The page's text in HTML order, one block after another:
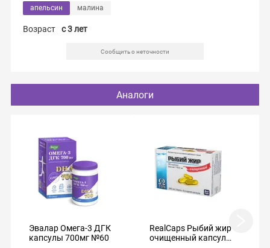
апельсин малина
Возраст c 3 лет
Сообщить о неточности
Аналоги
Эвалар Омега-3 ДГК
капсулы 700мг №60
RealCaps Рыбий жир
очищенный капсулы